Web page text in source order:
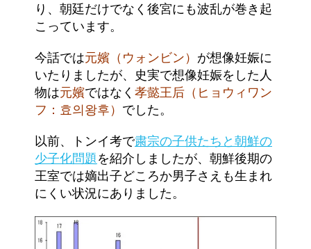
り、朝廷だけでなく後宮にも波乱が巻き起
こっています。
今話では元嬪（ウォンビン） が想像妊娠に
いたりましたが、史実で想像妊娠をした人
物は元嬪ではなく 孝懿王后（ヒョウィワン
フ：효의왕후） でした。
以前、トンイ考で粛宗の子供たちと朝鮮の
少子化問題 を紹介しましたが、朝鮮後期の
王室では嫡出子どころか男子さえも生まれ
にくい状況にありました。